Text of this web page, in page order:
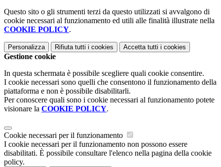
Questo sito o gli strumenti terzi da questo utilizzati si avvalgono di
cookie necessari al funzionamento ed utili alle finalità illustrate nella
COOKIE POLICY.
Personalizza Rifiuta tutti i cookies Accetta tutti i cookies
Gestione cookie
In questa schermata è possibile scegliere quali cookie consentire.
I cookie necessari sono quelli che consentono il funzionamento della
piattaforma e non è possibile disabilitarli.
Per conoscere quali sono i cookie necessari al funzionamento potete
visionare la COOKIE POLICY.
Cookie necessari per il funzionamento
I cookie necessari per il funzionamento non possono essere
disabilitati. È possibile consultare l'elenco nella pagina della cookie
policy.